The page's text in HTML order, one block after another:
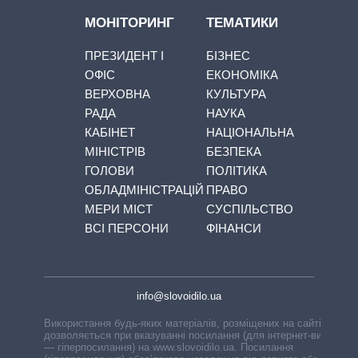
МОНІТОРИНГ
ПРЕЗИДЕНТ І
ОФІС
ВЕРХОВНА
РАДА
КАБІНЕТ
МІНІСТРІВ
ГОЛОВИ
ОБЛАДМІНІСТРАЦІЙ
МЕРИ МІСТ
ВСІ ПЕРСОНИ
ТЕМАТИКИ
БІЗНЕС
ЕКОНОМІКА
КУЛЬТУРА
НАУКА
НАЦІОНАЛЬНА
БЕЗПЕКА
ПОЛІТИКА
ПРАВО
СУСПІЛЬСТВО
ФІНАНСИ
info@slovoidilo.ua
Використання будь-яких матеріалів, розміщених на сайті,
дозволяється при вказуванні посилання (для інтернет-видань
— гіперпосилання) на www.slovoidilo.ua. Посилання